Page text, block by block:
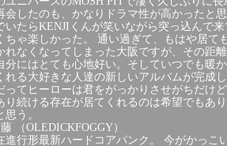
会したのも、かなりドラマ性が高かったと
いたらKENJIくんが笑いながら突っ込んで来
ちゃ楽しかった。 通い過ぎて、もはや居て
れなくなってしまった大阪ですが、その距
分にはとても心地好い。そしていつでも暖か
れる大好きな人達の新しいアルバムが完成
ってヒーローは君をがっかりさせがちだけ
り続ける存在が居てくれるのは希望でもあ
思う。
（OLEDICKFOGGY）
進行形最新ハードコアパンク。 今がかっこ